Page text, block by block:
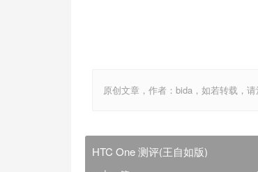
原创文章，作者：bida，如若转载，
HTC One 测评(王自如版)